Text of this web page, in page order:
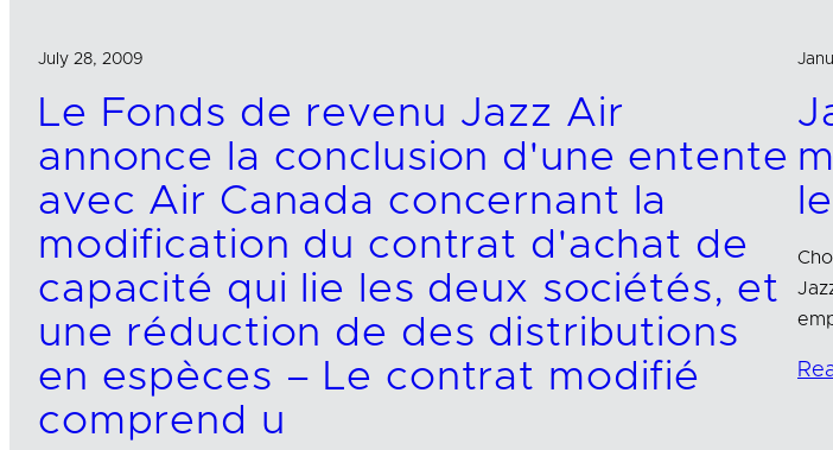
July 28, 2009
Le Fonds de revenu Jazz Air
annonce la conclusion d'une entente
avec Air Canada concernant la
modification du contrat d'achat de
capacité qui lie les deux sociétés, et
une réduction de des distributions
en espèces – Le contrat modifié
comprend u